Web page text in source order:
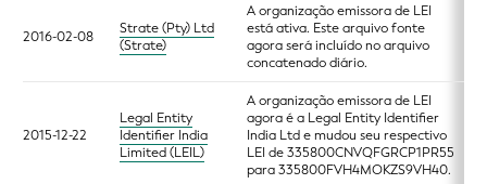
2016-02-08
Strate (Pty) Ltd
(Strate)
A organização emissora de LEI
está ativa. Este arquivo fonte
agora será incluído no arquivo
concatenado diário.
2015-12-22
Legal Entity
Identifier India
Limited (LEIL)
A organização emissora de LEI
agora é a Legal Entity Identifier
India Ltd e mudou seu respectivo
LEI de 335800CNVQFGRCP1PR55
para 335800FVH4MOKZS9VH40.